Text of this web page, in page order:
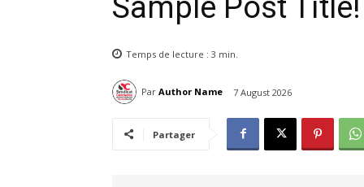
Temps de lecture : 3 min.
Par Author Name 7 August 2026
Partager